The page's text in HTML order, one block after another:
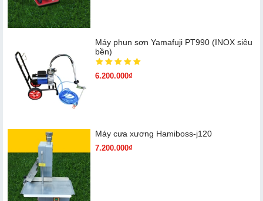
Máy phun sơn Yamafuji PT990 (INOX siêu
bền)
6.200.000₫
Máy cưa xương Hamiboss-j120
7.200.000₫